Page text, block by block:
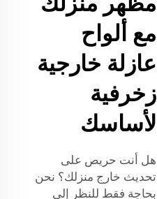
مع ألواح
عازلة خارجية
زخرفية
لأساسك
هل أنت حريص على
تحديث خارج منزلك؟ نحن
بحاجة فقط للنظر إلى